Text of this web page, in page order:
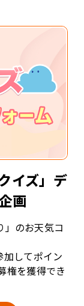
イズ」デ
画
」のお天気コ
してポイン
権を獲得でき